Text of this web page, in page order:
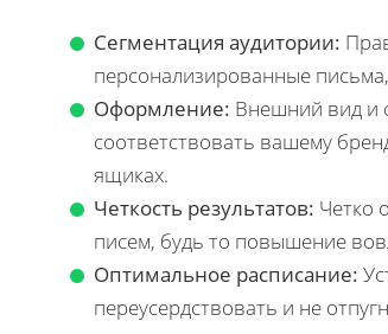
Сегментация аудитории:
персонализированные
Оформление: Внешний вид и
соответствовать вашему
ящиках.
Четкость результатов: Четко
писем, будь то повышение
Оптимальное расписание:
переусердствовать и не